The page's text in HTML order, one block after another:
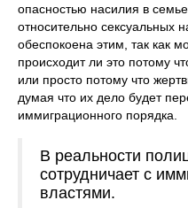
опасностью насилия в
относительно сексуальных
обеспокоена этим, так как
происходит ли это потому
или просто потому что
думая что их дело будет
иммиграционного порядка.
В реальности
сотрудничает с
властями.